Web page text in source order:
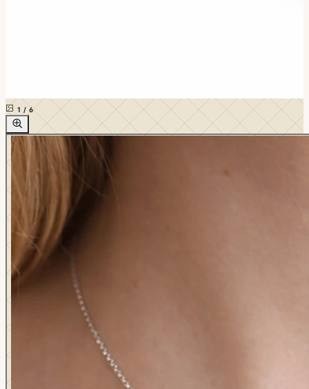
1 / 6